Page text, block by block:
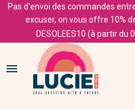
Pas d'envoi des commandes
excuser, on vous offre 10%
DESOLEES10 (à partir du
